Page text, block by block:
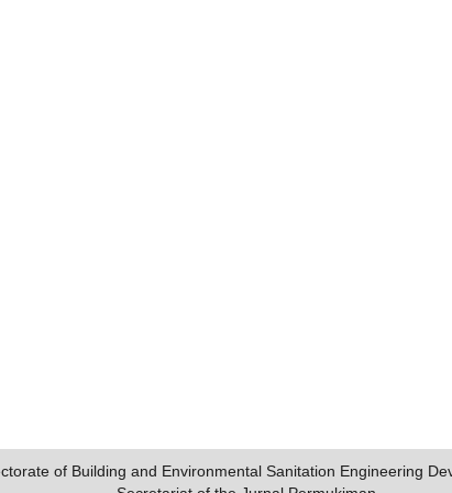
of Building and Environmental Sanitation Engineering